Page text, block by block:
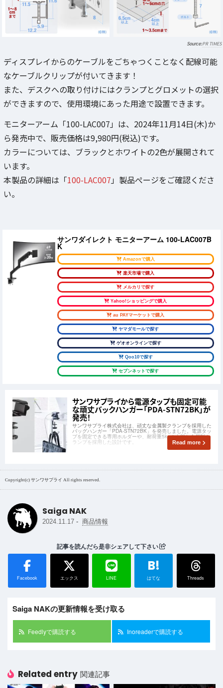
PR TIMES
ディスプレイからのケーブルをごちゃつくことなく配線可能
なケーブルクリップが付いてきます！
また、デスクへの取り付けにはクランプとグロメットの選択
ができますので、使用環境にあった用途で設置できます。
モニターアーム「100-LAC007」は、2024年11月14日(木)か
ら発売中で、販売価格は9,980円(税込)です。
カラーについては、ブラックとホワイトの2色が展開されて
います。
本製品の詳細は「100-LAC007 」製品ぺージをご確認くださ
い。
サンワダイレクト モニターアーム 100-LAC007B
K
Amazonで購入
楽天市場で購入
メルカリで探す
Yahoo!ショッピングで購入
au PAYマーケットで購入
ヤマダモールで探す
ゲオオンラインで探す
Qoo10で探す
セブンネットで探す
サンワサプライから電源タップも固定可能
な頑丈バックハンガー「PDA-STN72BK」が
発売！
サンワサプライ株式会社は、頑丈な金属製クランプを採用した
バッグハンガー「PDA-STN72BK」を発売しました。電源タッ
プを固定できる専用ホルダーや、耐荷重5kgの上部な金属製ク
ランプを採用した設計です。 Read more
Copyright(c) サンワサプライ All rights reserved.
Saiga NAK
2024.11.17 - 商品情報
記事を読んだら是非シェアして下さい
Facebook エックス LINE
B!
はてな Threads
Saiga NAKの更新情報を受け取る
Feedlyで購読する Inoreaderで購読する
Related entry 関連記事